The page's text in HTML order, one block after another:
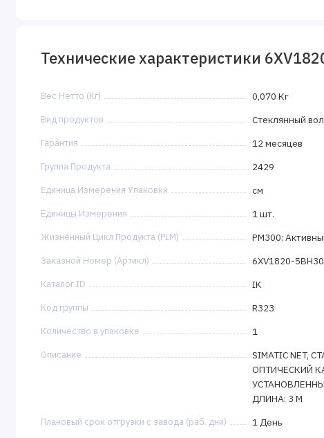
Технические характеристики
Вес Нетто (Кг) 0,070 Кг
Вид продуктов Стеклянный
Гарантия 12 месяцев
Группа Продукта 2429
Единица Измерения Упаковки см
Единицы Измерения 1 шт.
Жизненный Цикл Продукта (PLM) PM300:
Заказной Номер (Артикл) 6XV1820-5BH30
Каталог ID IK
Код группы R323
Количество в упаковке 1
Описание
SIMATIC NET,
ОПТИЧЕСКИЙ
ДЛИНА: 3 M
Плановый срок отгрузки с завода (раб. дни) 1 День